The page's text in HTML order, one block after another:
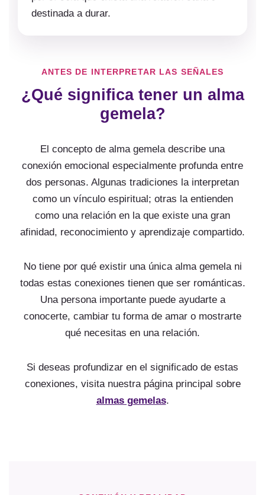
destinada a durar.
ANTES DE INTERPRETAR LAS SEÑALES
¿Qué significa tener un alma
gemela?
El concepto de alma gemela describe una
conexión emocional especialmente profunda entre
dos personas. Algunas tradiciones la interpretan
como un vínculo espiritual; otras la entienden
como una relación en la que existe una gran
afinidad, reconocimiento y aprendizaje compartido.
No tiene por qué existir una única alma gemela ni
todas estas conexiones tienen que ser románticas.
Una persona importante puede ayudarte a
conocerte, cambiar tu forma de amar o mostrarte
qué necesitas en una relación.
Si deseas profundizar en el significado de estas
conexiones, visita nuestra página principal sobre
almas gemelas.